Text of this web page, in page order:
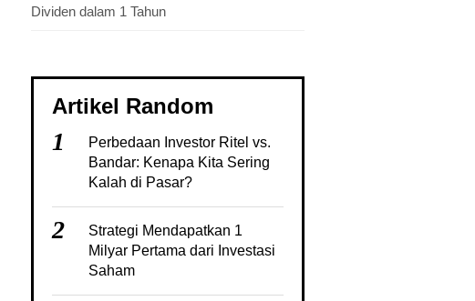
Dividen dalam 1 Tahun
Artikel Random
1
Perbedaan Investor Ritel vs.
Bandar: Kenapa Kita Sering
Kalah di Pasar?
2
Strategi Mendapatkan 1
Milyar Pertama dari Investasi
Saham